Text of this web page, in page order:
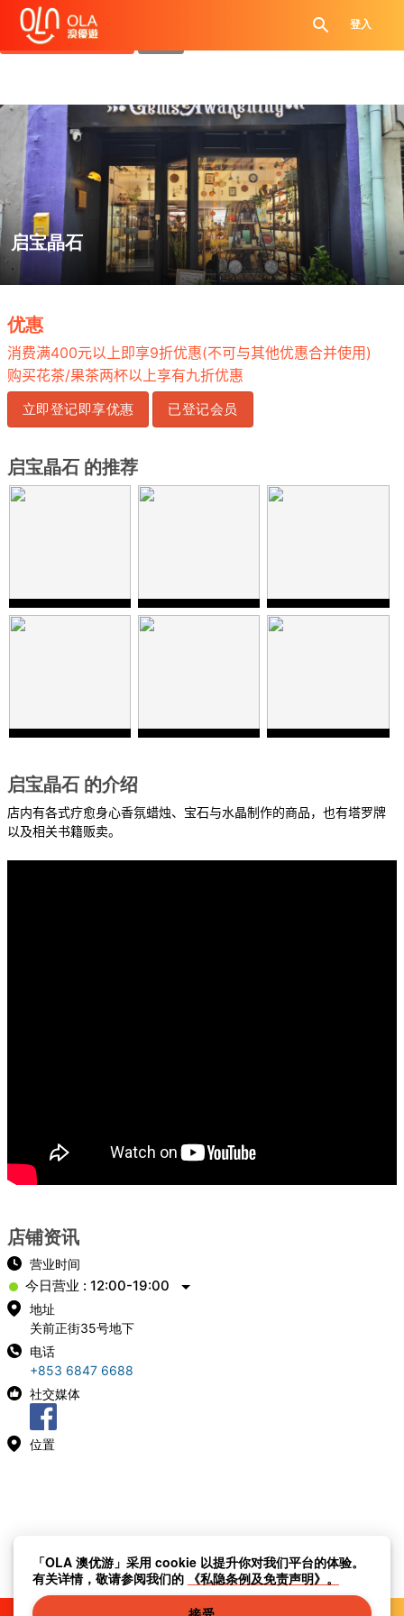
登入
领取每日优惠券
查看`我的优惠记录`
启宝晶石
.
优惠
消费满400元以上即享9折优惠(不可与其他优惠合并使用 )
购买花茶/果茶两杯以上享有九折优惠
立即登记即享优惠 已登记会员
启宝晶石 的推荐
启宝晶石 的介绍
店内有各式疗愈身心香氛蜡烛、宝石与水晶制作的商品，也有塔罗牌
以及相关书籍贩卖。
店铺资讯
营业时间
今日营业 : 12:00-19:00
地址
关前正街35号地下
电话
+853 6847 6688
社交媒体
位置
「OLA 澳优游」采用 cookie 以提升你对我们平台的体验。
有关详情，敬请参阅我们的 《私隐条例及免责声明》。